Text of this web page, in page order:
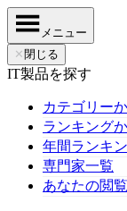
メニュー
✕ 閉じる
IT製品を探す
カテゴリー
ランキング
年間ランキ
専門家一覧
あなたの閲